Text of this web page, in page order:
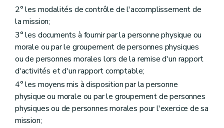
Art. D411
Art. D412
Art. D413
Art. D414
Art. D415
Art. D416
Art. D417
Chapitre III Dispositions abrogatoires
Art. D418
Chapitre IV Dispositions transitoires
Art. D419
Art. D420
2° les modalités de contrôle de l'accomplissement de
la mission;
3° les documents à fournir par la personne physique ou
morale ou par le groupement de personnes physiques
ou de personnes morales lors de la remise d'un rapport
d'activités et d'un rapport comptable;
4° les moyens mis à disposition par la personne
physique ou morale ou par le groupement de personnes
physiques ou de personnes morales pour l'exercice de sa
mission;